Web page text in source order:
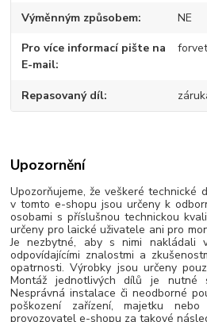
Výměnným způsobem NE
Pro více informací pište na
E-mail
Repasovaný díl
Upozornění
Upozorňujeme, že veškeré technické
v tomto e-shopu jsou určeny k
osobami s příslušnou technickou
určeny pro laické uživatele ani pro
Je nezbytné, aby s nimi nakládali
odpovídajícími znalostmi a
opatrnosti. Výrobky jsou určeny
Montáž jednotlivých dílů je nutné
Nesprávná instalace či neodborné
poškození zařízení, majetku
provozovatel e-shopu za takové